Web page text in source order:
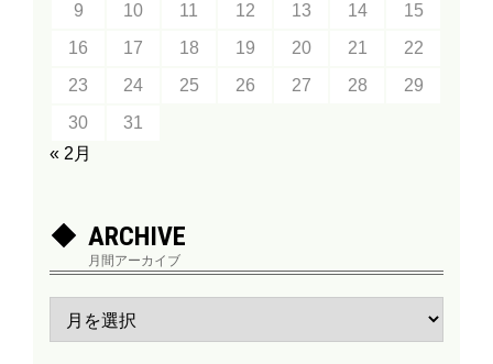
9
10 11 12 13 14
15
16
17 18 19 20 21
22
23
24 25 26 27 28
29
30
31
« 2月
ARCHIVE
月間アーカイブ